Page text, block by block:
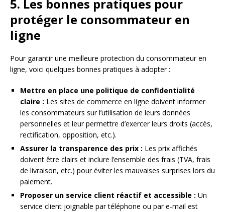
5. Les bonnes pratiques pour
protéger le consommateur en
ligne
Pour garantir une meilleure protection du consommateur en
ligne, voici quelques bonnes pratiques à adopter :
Mettre en place une politique de confidentialité
claire : Les sites de commerce en ligne doivent informer
les consommateurs sur l’utilisation de leurs données
personnelles et leur permettre d’exercer leurs droits (accès,
rectification, opposition, etc.).
Assurer la transparence des prix : Les prix affichés
doivent être clairs et inclure l’ensemble des frais (TVA, frais
de livraison, etc.) pour éviter les mauvaises surprises lors du
paiement.
Proposer un service client réactif et accessible : Un
service client joignable par téléphone ou par e-mail est